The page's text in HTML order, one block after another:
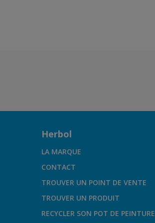
Herbol
LA MARQUE
CONTACT
TROUVER UN POINT DE VENTE
TROUVER UN PRODUIT
RECYCLER SON POT DE PEINTURE